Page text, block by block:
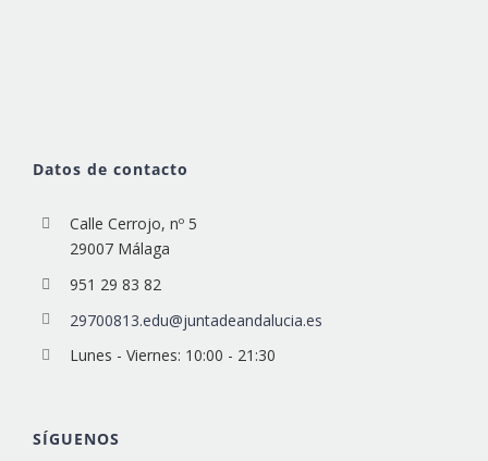
Datos de contacto
Calle Cerrojo, nº 5
29007 Málaga
951 29 83 82
29700813.edu@juntadeandalucia.es
Lunes - Viernes: 10:00 - 21:30
SÍGUENOS